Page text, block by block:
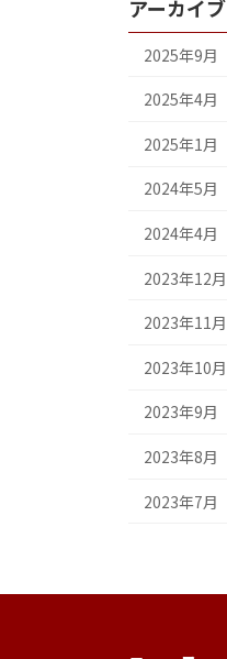
アーカイブ
2025年9月
2025年4月
2025年1月
2024年5月
2024年4月
2023年12月
2023年11月
2023年10月
2023年9月
2023年8月
2023年7月